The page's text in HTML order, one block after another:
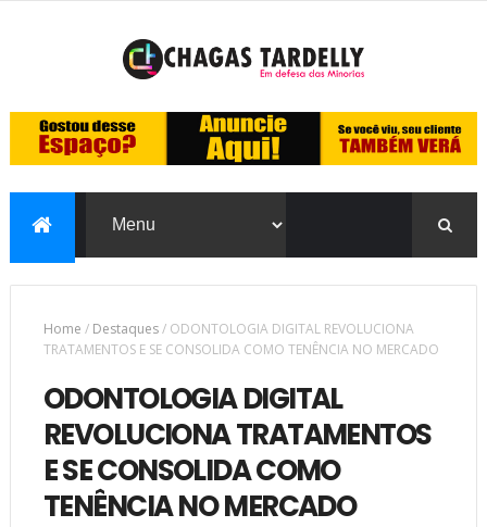
Home / Destaques/ ODONTOLOGIA DIGITAL REVOLUCIONA
TRATAMENTOS E SE CONSOLIDA COMO TENÊNCIA NO MERCADO
ODONTOLOGIA DIGITAL
REVOLUCIONA TRATAMENTOS
E SE CONSOLIDA COMO
TENÊNCIA NO MERCADO